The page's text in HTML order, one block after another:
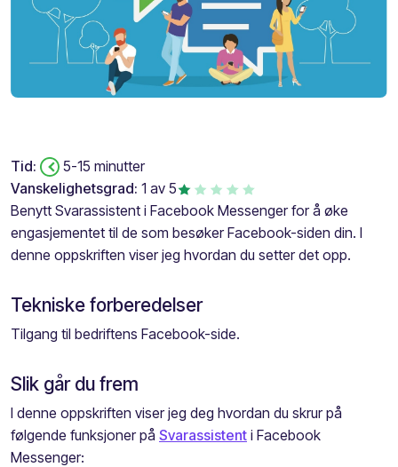
Tid:
5-15 minutter
Vanskelighetsgrad: 1 av 5
Benytt Svarassistent i Facebook Messenger for å øke
engasjementet til de som besøker Facebook-siden din. I
denne oppskriften viser jeg hvordan du setter det opp.
Tekniske forberedelser
Tilgang til bedriftens Facebook-side.
Slik går du frem
I denne oppskriften viser jeg deg hvordan du skrur på
følgende funksjoner på Svarassistent i Facebook
Messenger: